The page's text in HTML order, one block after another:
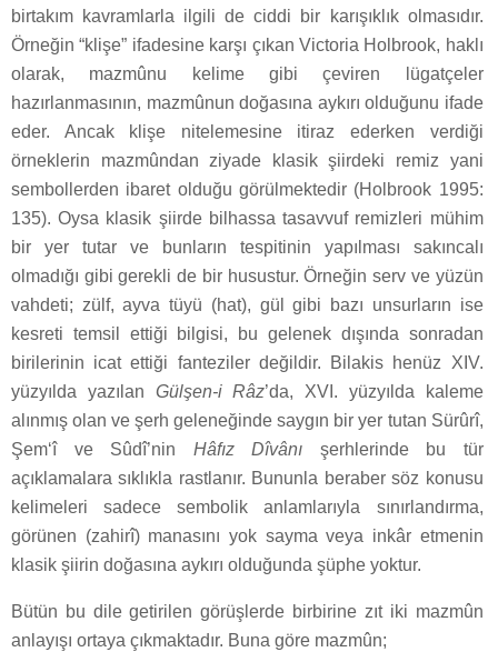
birtakım kavramlarla ilgili de ciddi bir karışıklık olmasıdır.
Örneğin “klişe” ifadesine karşı çıkan Victoria Holbrook, haklı
olarak, mazmûnu kelime gibi çeviren lügatçeler
hazırlanmasının, mazmûnun doğasına aykırı olduğunu ifade
eder. Ancak klişe nitelemesine itiraz ederken verdiği
örneklerin mazmûndan ziyade klasik şiirdeki remiz yani
sembollerden ibaret olduğu görülmektedir (Holbrook 1995:
135). Oysa klasik şiirde bilhassa tasavvuf remizleri mühim
bir yer tutar ve bunların tespitinin yapılması sakıncalı
olmadığı gibi gerekli de bir husustur. Örneğin serv ve yüzün
vahdeti; zülf, ayva tüyü (hat), gül gibi bazı unsurların ise
kesreti temsil ettiği bilgisi, bu gelenek dışında sonradan
birilerinin icat ettiği fanteziler değildir. Bilakis henüz XIV.
yüzyılda yazılan Gülşen-i Râz’da, XVI. yüzyılda kaleme
alınmış olan ve şerh geleneğinde saygın bir yer tutan Sürûrî,
Şem‘î ve Sûdî’nin Hâfız Dîvânı şerhlerinde bu tür
açıklamalara sıklıkla rastlanır. Bununla beraber söz konusu
kelimeleri sadece sembolik anlamlarıyla sınırlandırma,
görünen (zahirî) manasını yok sayma veya inkâr etmenin
klasik şiirin doğasına aykırı olduğunda şüphe yoktur.
Bütün bu dile getirilen görüşlerde birbirine zıt iki mazmûn
anlayışı ortaya çıkmaktadır. Buna göre mazmûn;